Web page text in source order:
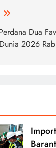
Dua
2026